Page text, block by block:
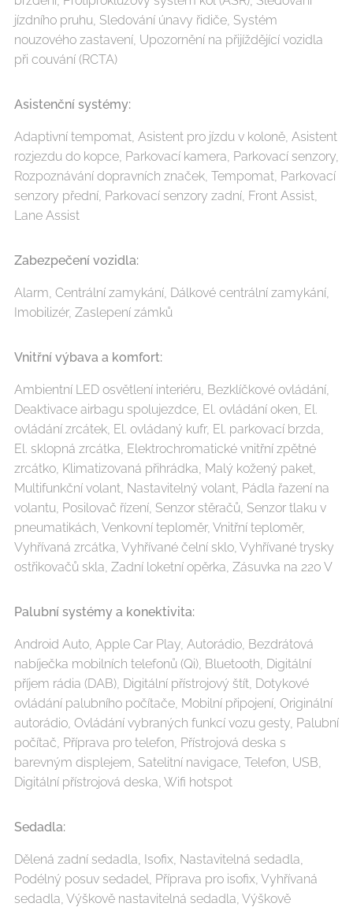
jízdního pruhu, Sledování únavy řidiče, Systém
nouzového zastavení, Upozornění na přijíždějící vozidla
při couvání (RCTA)
Asistenční systémy:
Adaptivní tempomat, Asistent pro jízdu v koloně, Asistent
rozjezdu do kopce, Parkovací kamera, Parkovací senzory,
Rozpoznávání dopravních značek, Tempomat, Parkovací
senzory přední, Parkovací senzory zadní, Front Assist,
Lane Assist
Zabezpečení vozidla:
Alarm, Centrální zamykání, Dálkové centrální zamykání,
Imobilizér, Zaslepení zámků
Vnitřní výbava a komfort:
Ambientní LED osvětlení interiéru, Bezklíčkové ovládání,
Deaktivace airbagu spolujezdce, El. ovládání oken, El.
ovládání zrcátek, El. ovládaný kufr, El. parkovací brzda,
El. sklopná zrcátka, Elektrochromatické vnitřní zpětné
zrcátko, Klimatizovaná přihrádka, Malý kožený paket,
Multifunkční volant, Nastavitelný volant, Pádla řazení na
volantu, Posilovač řízení, Senzor stěračů, Senzor tlaku v
pneumatikách, Venkovní teploměr, Vnitřní teploměr,
Vyhřívaná zrcátka, Vyhřívané čelní sklo, Vyhřívané trysky
ostřikovačů skla, Zadní loketní opěrka, Zásuvka na 220 V
Palubní systémy a konektivita:
Android Auto, Apple Car Play, Autorádio, Bezdrátová
nabíječka mobilních telefonů (Qi), Bluetooth, Digitální
příjem rádia (DAB), Digitální přístrojový štít, Dotykové
ovládání palubního počítače, Mobilní připojení, Originální
autorádio, Ovládání vybraných funkcí vozu gesty, Palubní
počítač, Příprava pro telefon, Přístrojová deska s
barevným displejem, Satelitní navigace, Telefon, USB,
Digitální přístrojová deska, Wifi hotspot
Sedadla:
Dělená zadní sedadla, Isofix, Nastavitelná sedadla,
Podélný posuv sedadel, Příprava pro isofix, Vyhřívaná
sedadla, Výškově nastavitelná sedadla, Výškově